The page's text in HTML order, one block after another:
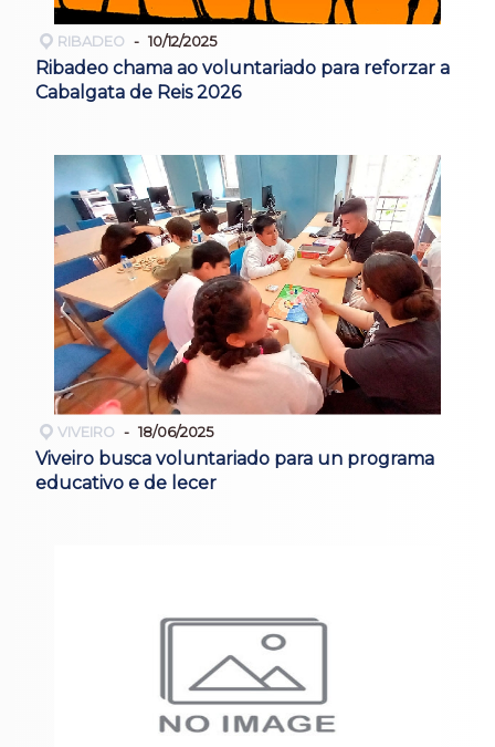
RIBADEO 10/12/2025
Ribadeo chama ao voluntariado para reforzar a
Cabalgata de Reis 2026
VIVEIRO 18/06/2025
Viveiro busca voluntariado para un programa
educativo e de lecer